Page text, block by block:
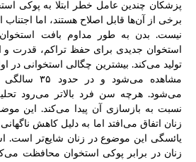
پزشکان چندین عامل خطر ابتلا به پوکی
برخی از آن‌ها قابل اصلاح هستند، اما اجتناب
نیست. بدن به طور مداوم بافت
استخوان جدیدی برای حفظ تراکم، قدرت و
مشاهده می‌شود
می‌شود. هرچه سن فرد بالاتر می‌رود
نسبت به بازسازی آن پیدا می‌کند. این
زنان اتفاق می‌افتد اما به دلیل کاهش
یائسگی این موضوع در زنان شایع‌تر است.
زنان در برابر پوکی استخوان محافظت